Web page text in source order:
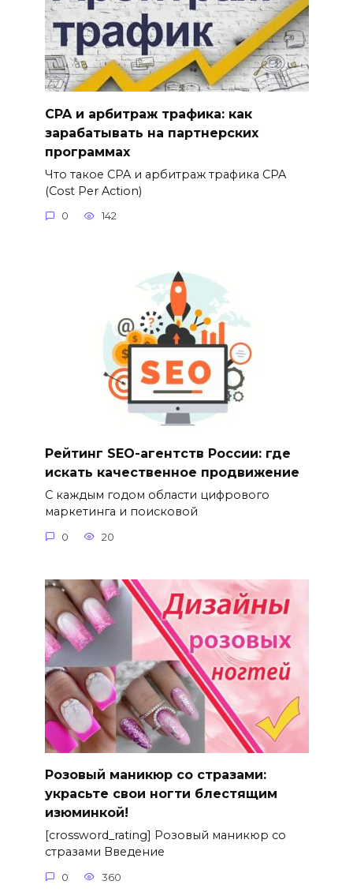
CPA и арбитраж трафика: как
зарабатывать на партнерских
программах
Что такое CPA и арбитраж трафика CPA
(Cost Per Action)
0 142
Рейтинг SEO-агентств России: где
искать качественное продвижение
С каждым годом области цифрового
маркетинга и поисковой
0 20
Розовый маникюр со стразами:
украсьте свои ногти блестящим
изюминкой!
[crossword_rating] Розовый маникюр со
стразами Введение
0 360